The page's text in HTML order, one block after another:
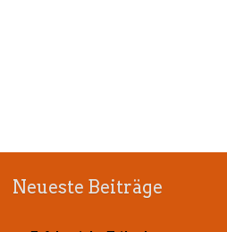
Neueste Beiträge